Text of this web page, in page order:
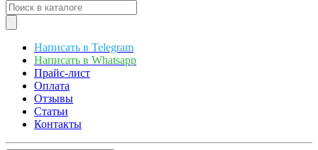
Написать в Telegram
Написать в Whatsapp
Прайс-лист
Оплата
Отзывы
Статьи
Контакты